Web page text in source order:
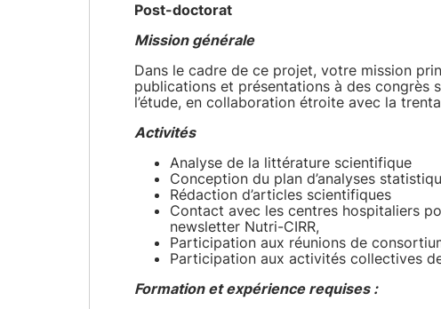
Post-doctorat
Mission générale
Dans le cadre de ce projet, votre mission
publications et présentations à des congrès
l’étude, en collaboration étroite avec la
Activités
Analyse de la littérature scientifique
Conception du plan d’analyses
Rédaction d’articles scientifiques
Contact avec les centres hospitaliers
newsletter Nutri-CIRR,
Participation aux réunions de
Participation aux activités collectives
Formation et expérience requises :